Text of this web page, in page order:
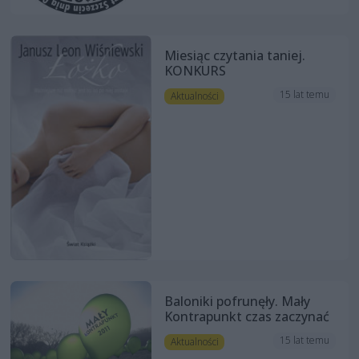
Miesiąc czytania taniej.
KONKURS
Aktualności 15 lat temu
Baloniki pofrunęły. Mały
Kontrapunkt czas zaczynać
Aktualności 15 lat temu